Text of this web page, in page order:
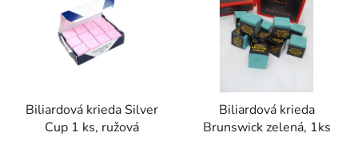
Biliardová krieda Silver
Cup 1 ks, ružová
Biliardová krieda
Brunswick zelená, 1ks